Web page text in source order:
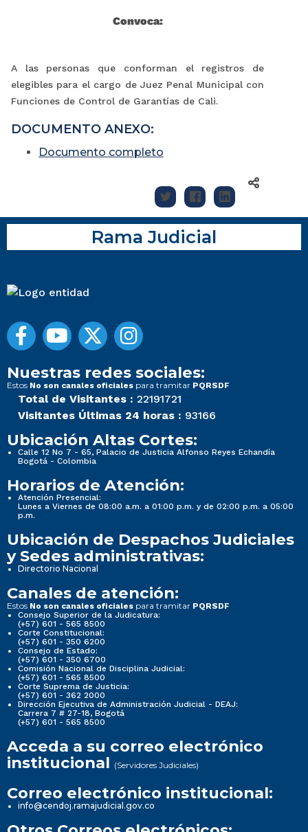
Convoca:
A las personas que conforman el registros de
elegibles para el cargo de Juez Penal Municipal con
Funciones de Control de Garantías de Cali.
DOCUMENTO ANEXO:
Documento completo
Rama Judicial
Nuestras redes sociales:
Estos No son canales oficiales para tramitar PQRSDF
Total de Visitantes : 22191721
Visitantes Últimas 24 horas : 93166
Ubicación Altas Cortes:
Calle 12 No 7 - 65, Palacio de Justicia Alfonso Reyes Echandía
Bogotá - Colombia
Horarios de Atención:
Atención Presencial:
Lunes a Viernes de 08:00 a.m. a 01:00 p.m. y de 02:00 p.m. a 05:00
p.m.
Ubicación de Despachos Judiciales
y Sedes administrativas:
Directorio Nacional
Canales de atención:
Estos No son canales oficiales para tramitar PQRSDF
Consejo Superior de la Judicatura:
(+57) 601 - 565 8500
Corte Constitucional:
(+57) 601 - 350 6200
Consejo de Estado:
(+57) 601 - 350 6700
Comisión Nacional de Disciplina Judicial:
(+57) 601 - 565 8500
Corte Suprema de Justicia:
(+57) 601 - 362 2000
Dirección Ejecutiva de Administración Judicial - DEAJ:
Carrera 7 # 27-18, Bogotá
(+57) 601 - 565 8500
Acceda a su correo electrónico
institucional (Servidores Judiciales)
Correo electrónico institucional:
info@cendoj.ramajudicial.gov.co